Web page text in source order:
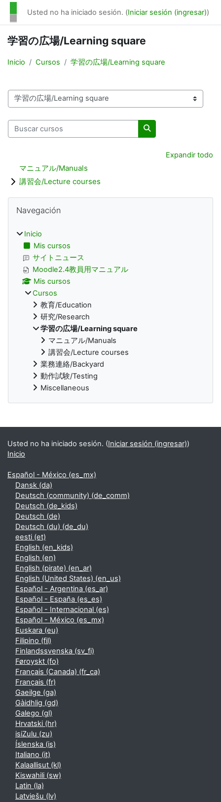
Saltar al contenido principal
Usted no ha iniciado sesión. (Iniciar sesión (ingresar))
学習の広場/Learning square
Inicio Cursos 学習の広場/Learning square
Categorías
Buscar cursos
Buscar cursos
Expandir todo
マニュアル/Manuals
講習会/Lecture courses
Bloques
Navegación
Inicio
Mis cursos
サイトニュース
Moodle2.4教員用マニュアル
Mis cursos
Cursos
教育/Education
研究/Research
学習の広場/Learning square
マニュアル/Manuals
講習会/Lecture courses
業務連絡/Backyard
動作試験/Testing
Miscellaneous
Bloques suplementarios
Usted no ha iniciado sesión. (Iniciar sesión (ingresar))
Inicio
Español - México ‎(es_mx)‎
Dansk ‎(da)‎
Deutsch (community) ‎(de_comm)‎
Deutsch ‎(de_kids)‎
Deutsch ‎(de)‎
Deutsch (du) ‎(de_du)‎
eesti ‎(et)‎
English ‎(en_kids)‎
English ‎(en)‎
English (pirate) ‎(en_ar)‎
English (United States) ‎(en_us)‎
Español - Argentina ‎(es_ar)‎
Español - España ‎(es_es)‎
Español - Internacional ‎(es)‎
Español - México ‎(es_mx)‎
Euskara ‎(eu)‎
Filipino ‎(fil)‎
Finlandssvenska ‎(sv_fi)‎
Føroyskt ‎(fo)‎
Français (Canada) ‎(fr_ca)‎
Français ‎(fr)‎
Gaeilge ‎(ga)‎
Gàidhlig ‎(gd)‎
Galego ‎(gl)‎
Hrvatski ‎(hr)‎
isiZulu ‎(zu)‎
Íslenska ‎(is)‎
Italiano ‎(it)‎
Kalaallisut ‎(kl)‎
Kiswahili ‎(sw)‎
Latin ‎(la)‎
Latviešu ‎(lv)‎